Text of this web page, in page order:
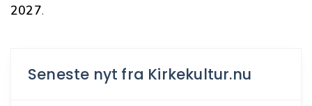
2027.
Seneste nyt fra Kirkekultur.nu